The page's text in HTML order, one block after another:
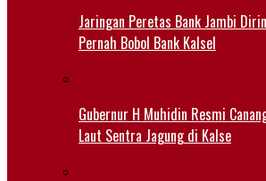
Jaringan Peretas Bank Jambi
Pernah Bobol Bank Kalsel
Gubernur H Muhidin Resmi
Laut Sentra Jagung di Kalse